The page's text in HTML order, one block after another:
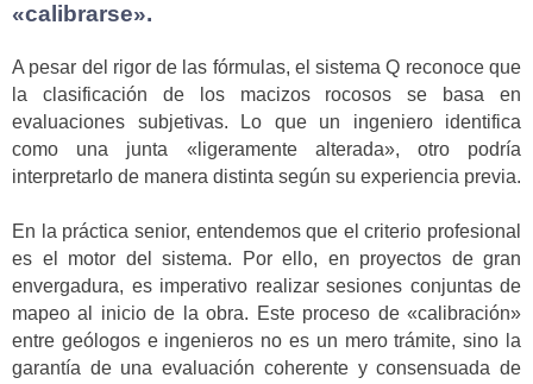
«calibrarse».
A pesar del rigor de las fórmulas, el sistema Q reconoce que
la clasificación de los macizos rocosos se basa en
evaluaciones subjetivas. Lo que un ingeniero identifica
como una junta «ligeramente alterada», otro podría
interpretarlo de manera distinta según su experiencia previa.
En la práctica senior, entendemos que el criterio profesional
es el motor del sistema. Por ello, en proyectos de gran
envergadura, es imperativo realizar sesiones conjuntas de
mapeo al inicio de la obra. Este proceso de «calibración»
entre geólogos e ingenieros no es un mero trámite, sino la
garantía de una evaluación coherente y consensuada de